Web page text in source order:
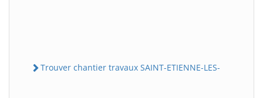
Trouver chantier travaux SAINT-ETIENNE-LES-